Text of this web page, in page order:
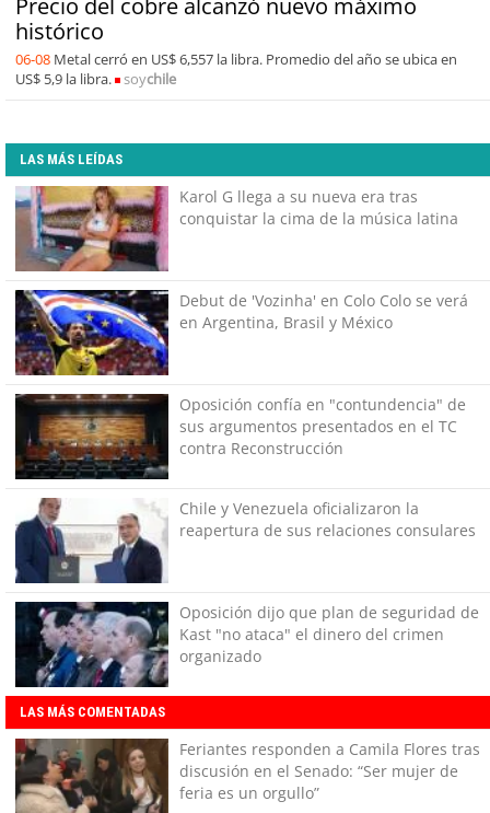
Precio del cobre alcanzó nuevo máximo
histórico
06-08 Metal cerró en US$ 6,557 la libra. Promedio del año se ubica en
US$ 5,9 la libra.
soychile
LAS MÁS LEÍDAS
Karol G llega a su nueva era tras
conquistar la cima de la música latina
Debut de 'Vozinha' en Colo Colo se verá
en Argentina, Brasil y México
Oposición confía en "contundencia" de
sus argumentos presentados en el TC
contra Reconstrucción
Chile y Venezuela oficializaron la
reapertura de sus relaciones consulares
Oposición dijo que plan de seguridad de
Kast "no ataca" el dinero del crimen
organizado
LAS MÁS COMENTADAS
Feriantes responden a Camila Flores tras
discusión en el Senado: “Ser mujer de
feria es un orgullo”